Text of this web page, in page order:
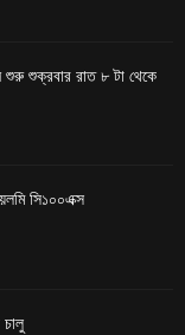
শুরু শুক্রবার রাত ৮ টা থেকে
সি১০০এক্স
চালু